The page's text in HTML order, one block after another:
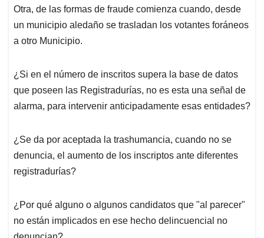
Otra, de las formas de fraude comienza cuando, desde
un municipio aledaño se trasladan los votantes foráneos
a otro Municipio.
¿Si en el número de inscritos supera la base de datos
que poseen las Registradurías, no es esta una señal de
alarma, para intervenir anticipadamente esas entidades?
¿Se da por aceptada la trashumancia, cuando no se
denuncia, el aumento de los inscriptos ante diferentes
registradurías?
¿Por qué alguno o algunos candidatos que "al parecer"
no están implicados en ese hecho delincuencial no